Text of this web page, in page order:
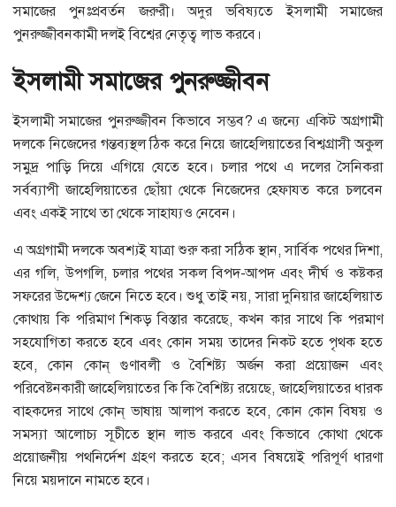
সমাজের পুনঃপ্রবর্তন জরুরী। অদুর ভবিষ্যতে ইসলামী সমাজের
পুনরুজ্জীবনকামী দলই বিশ্বের নেতৃত্ব লাভ করবে।
ইসলামী সমাজের পুনরুজ্জীবন
ইসলামী সমাজের পুনরুজ্জীবন কিভাবে সম্ভব? এ জন্যে একিট অগ্রগামী
দলকে নিজেদের গন্তব্যস্থল ঠিক করে নিয়ে জাহেলিয়াতের বিশ্বগ্রাসী অকুল
সমুদ্র পাড়ি দিয়ে এগিয়ে যেতে হবে। চলার পথে এ দলের সৈনিকরা
সর্বব্যাপী জাহেলিয়াতের ছোঁয়া থেকে নিজেদের হেফাযত করে চলবেন
এবং একই সাথে তা থেকে সাহায্যও নেবেন।
এ অগ্রগামী দলকে অবশ্যই যাত্রা শুরু করা সঠিক স্থান, সার্বিক পথের দিশা,
এর গলি, উপগলি, চলার পথের সকল বিপদ-আপদ এবং দীর্ঘ ও কষ্টকর
সফরের উদ্দেশ্য জেনে নিতে হবে। শুধু তাই নয়, সারা দুনিয়ার জাহেলিয়াত
কোথায় কি পরিমাণ শিকড় বিস্তার করেছে, কখন কার সাথে কি পরমাণ
সহযোগিতা করতে হবে এবং কোন সময় তাদের নিকট হতে পৃথক হতে
হবে, কোন কোন্‌ গুণাবলী ও বৈশিষ্ট্য অর্জন করা প্রয়োজন এবং
পরিবেষ্টনকারী জাহেলিয়াতের কি কি বৈশিষ্ট্য রয়েছে, জাহেলিয়াতের ধারক
বাহকদের সাথে কোন্‌ ভাষায় আলাপ করতে হবে, কোন কোন বিষয় ও
সমস্যা আলোচ্য সূচীতে স্থান লাভ করবে এবং কিভাবে কোথা থেকে
প্রয়োজনীয় পথনির্দেশ গ্রহণ করতে হবে; এসব বিষয়েই পরিপূর্ণ ধারণা
নিয়ে ময়দানে নামতে হবে।